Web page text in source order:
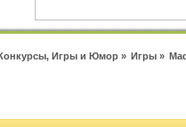
Игры и Юмор» Игры»